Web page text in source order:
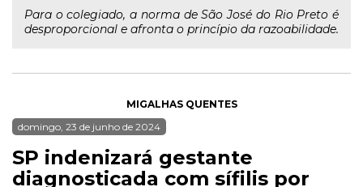
Para o colegiado, a norma de São José do Rio Preto é
desproporcional e afronta o princípio da razoabilidade.
MIGALHAS QUENTES
domingo, 23 de junho de 2024
SP indenizará gestante
diagnosticada com sífilis por